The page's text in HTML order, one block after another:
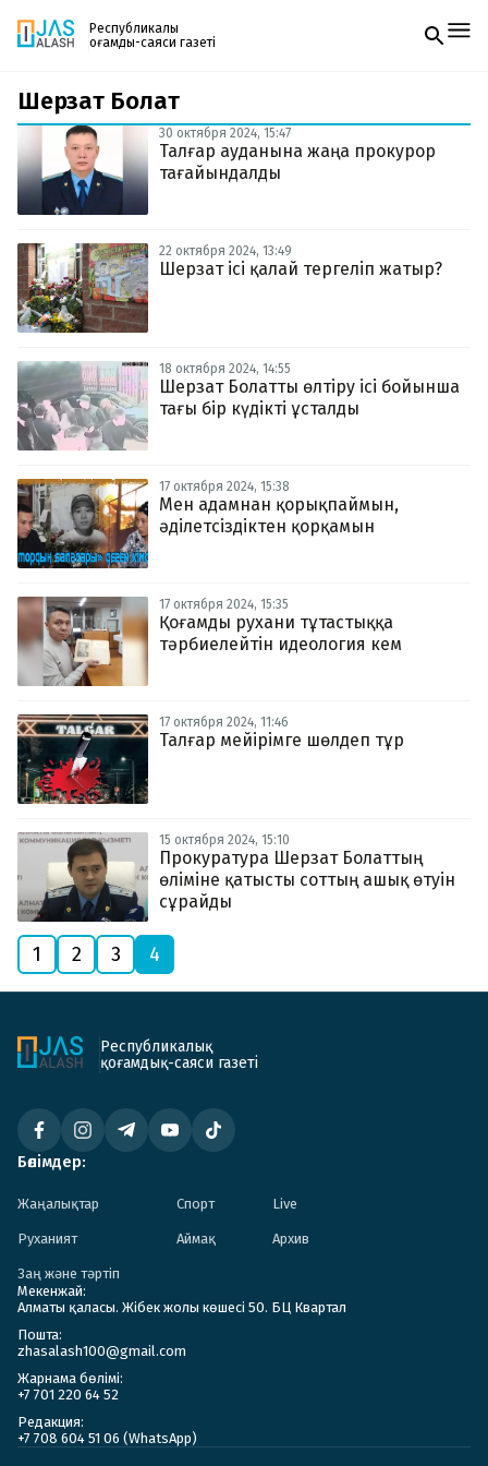
Республикалық
қоғамдық-саяси газеті
Жаңалықтар
Спорт
Live
Руханият
Аймақ
Архив
Заң және тәртіп
Редакциямен байланыс
+7 708 604 51 06
Жарнама бөлімі
Пошта
zhasalash100@gmail.com
Газетке жазылу
PDF форматтағы газетті ай сайын электронды
поштаңызға алып отырыңыз. Жаңа нөмір
шыққан сәтте сізге бірден жіберіледі. Тек email
Шерзат Болат
30 октября 2024, 15:47
Талғар ауданына жаңа прокурор
тағайындалды
22 октября 2024, 13:49
Шерзат ісі қалай тергеліп жатыр?
18 октября 2024, 14:55
Шерзат Болатты өлтіру ісі бойынша
тағы бір күдікті ұсталды
17 октября 2024, 15:38
Мен адамнан қорықпаймын,
әділетсіздіктен қорқамын
17 октября 2024, 15:35
Қоғамды рухани тұтастыққа
тәрбиелейтін идеология кем
17 октября 2024, 11:46
Талғар мейірімге шөлдеп тұр
15 октября 2024, 15:10
Прокуратура Шерзат Болаттың
өліміне қатысты соттың ашық өтуін
сұрайды
1 2 3 4
Республикалық
қоғамдық-саяси газеті
Бөлімдер:
Жаңалықтар Спорт Live
Руханият Аймақ Архив
Заң және тәртіп
Мекенжай:
Алматы қаласы. Жібек жолы көшесі 50. БЦ Квартал
Пошта:
zhasalash100@gmail.com
Жарнама бөлімі:
+7 701 220 64 52
Редакция:
+7 708 604 51 06 (WhatsApp)